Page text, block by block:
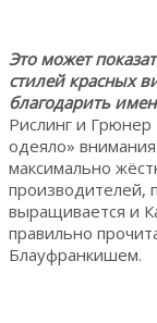
Это может
стилей красных
благодарить
Рислинг и Грюнер
одеяло»
максимально
производителей,
выращивается и
правильно
Блауфранкишем.